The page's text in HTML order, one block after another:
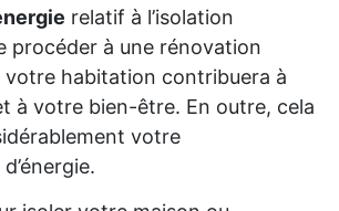
relatif à l’isolation
procéder à une rénovation
votre habitation contribuera à
à votre bien-être. En outre, cela
votre